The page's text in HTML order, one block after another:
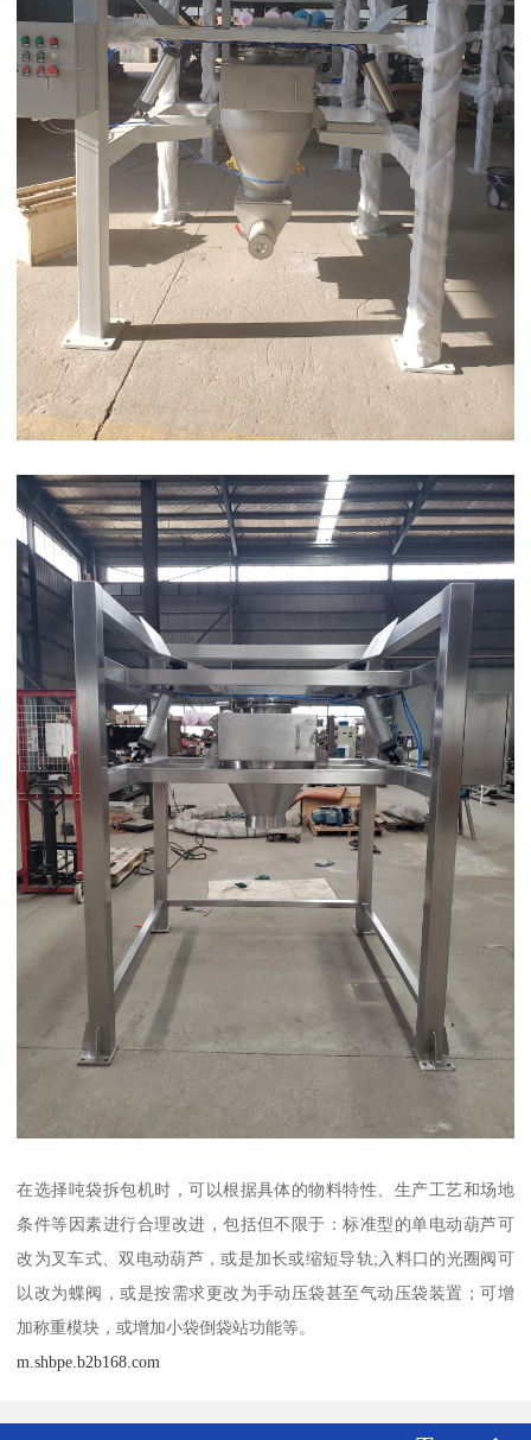
在选择吨袋拆包机时，可以根据具体的物料特性、生产工艺和场地
条件等因素进行合理改进，包括但不限于：标准型的单电动葫芦可
改为叉车式、双电动葫芦，或是加长或缩短导轨;入料口的光圈阀可
以改为蝶阀，或是按需求更改为手动压袋甚至气动压袋装置；可增
加称重模块，或增加小袋倒袋站功能等。
m.shbpe.b2b168.com